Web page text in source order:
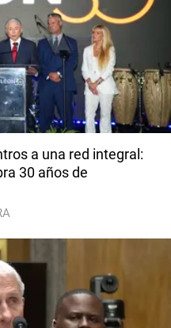
a una red integral:
30 años de